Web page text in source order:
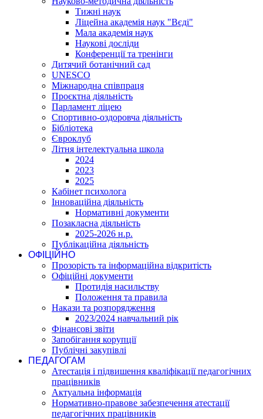
Тижні наук
Ліцейна академія наук "Вєді"
Мала академія наук
Наукові досліди
Конференції та тренінги
Дитячий ботанічний сад
UNESCO
Міжнародна співпраця
Проєктна діяльність
Парламент ліцею
Спортивно-оздоровча діяльність
Бібліотека
Євроклуб
Літня інтелектуальна школа
2024
2023
2025
Кабінет психолога
Інноваційна діяльність
Нормативні документи
Позакласна діяльність
2025-2026 н.р.
Публікаційна діяльність
ОФІЦІЙНО
Прозорість та інформаційна відкритість
Офіційні документи
Протидія насильству
Положення та правила
Накази та розпорядження
2023/2024 навчальний рік
Фінансові звіти
Запобігання корупції
Публічні закупівлі
ПЕДАГОГАМ
Атестація і підвишення кваліфікації педагогічних
працівників
Актуальна інформація
Нормативно-правове забезпечення атестації
педагогічних працівників